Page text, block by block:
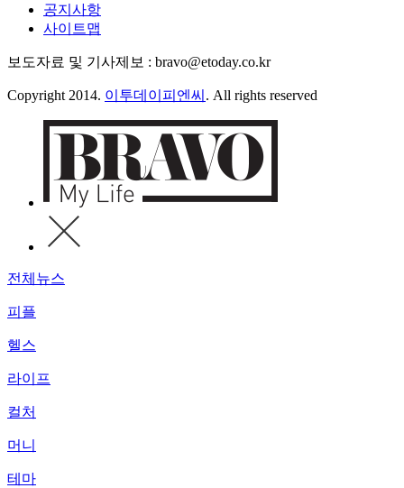
공지사항
사이트맵
보도자료 및 기사제보 : bravo@etoday.co.kr
Copyright 2014. 이투데이피엔씨 . All rights reserved
전체뉴스
피플
헬스
라이프
컬처
머니
테마